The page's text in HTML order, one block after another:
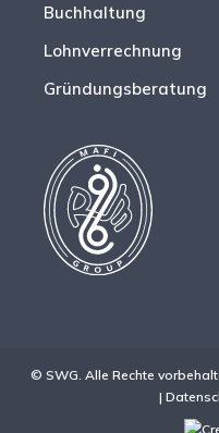
Buchhaltung
Lohnverrechnung
Gründungsberatung
© SWG. Alle Rechte
|